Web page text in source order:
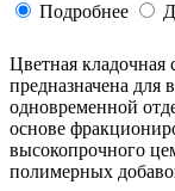
Подробнее
Цветная кладочная
предназначена
одновременной
основе
высокопрочного
полимерных